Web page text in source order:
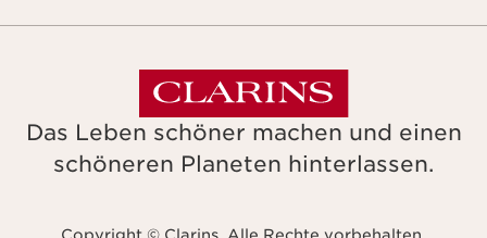
Das Leben schöner machen und einen
schöneren Planeten hinterlassen.